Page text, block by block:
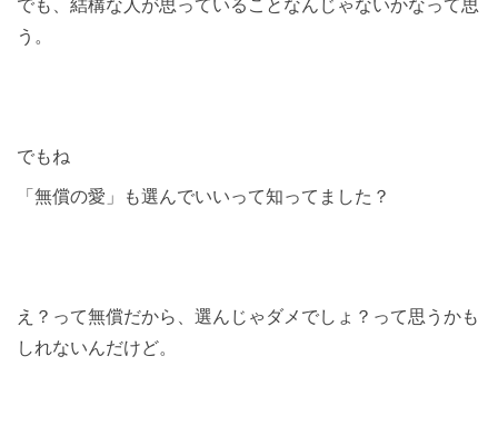
う。
でもね
「無償の愛」も選んでいいって知ってました？
え？って無償だから、選んじゃダメでしょ？って思うかも
しれないんだけど。